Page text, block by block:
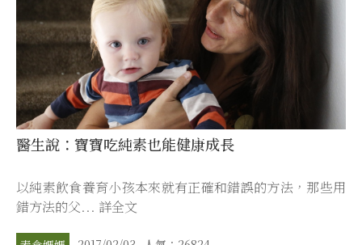
醫生說：寶寶吃純素也能健康成長
以純素飲食養育小孩本來就有正確和錯誤的方法，那些用
錯方法的父... 詳全文